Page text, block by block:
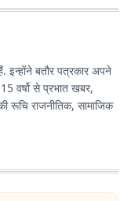
इन्होंने बतौर पत्रकार अपने
वर्षो से प्रभात खबर,
रूचि राजनीतिक, सामाजिक